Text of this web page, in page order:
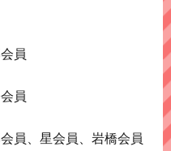
員
員
員、星会員、岩橋会員